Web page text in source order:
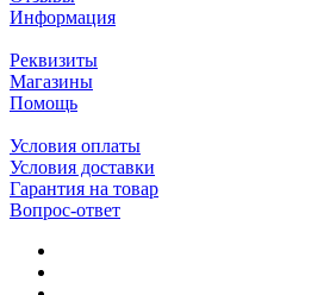
Информация
Реквизиты
Магазины
Помощь
Условия оплаты
Условия доставки
Гарантия на товар
Вопрос-ответ